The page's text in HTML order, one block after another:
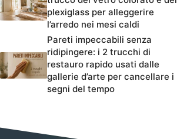
plexiglass per alleggerire
l’arredo nei mesi caldi
Pareti impeccabili senza
ridipingere: i 2 trucchi di
restauro rapido usati dalle
gallerie d’arte per cancellare i
segni del tempo